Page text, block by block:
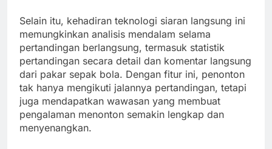
Selain itu, kehadiran teknologi siaran langsung ini
memungkinkan analisis mendalam selama
pertandingan berlangsung, termasuk statistik
pertandingan secara detail dan komentar langsung
dari pakar sepak bola. Dengan fitur ini, penonton
tak hanya mengikuti jalannya pertandingan, tetapi
juga mendapatkan wawasan yang membuat
pengalaman menonton semakin lengkap dan
menyenangkan.